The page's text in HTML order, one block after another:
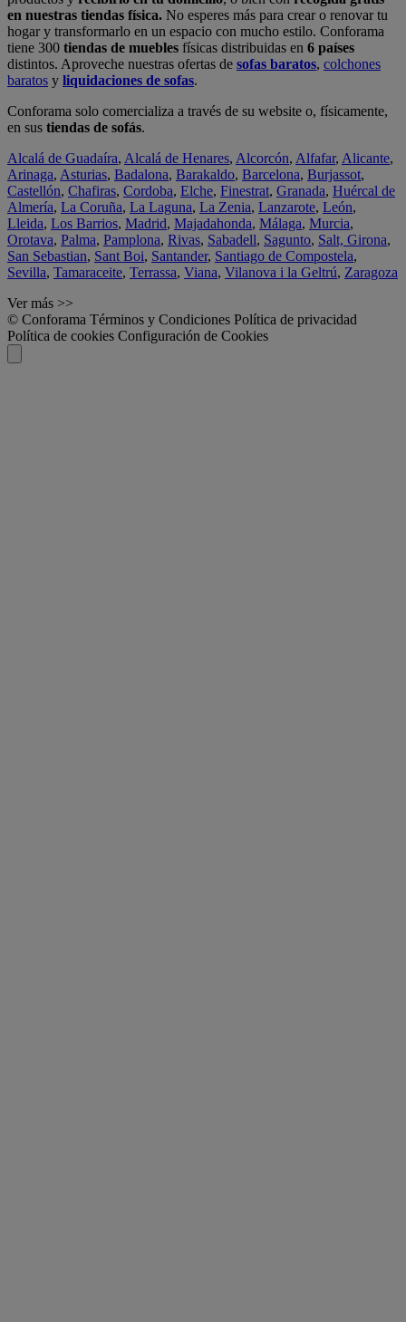
en nuestras tiendas física. No esperes más para crear o renovar tu
hogar y transformarlo en un espacio con mucho estilo. Conforama
tiene 300 tiendas de muebles físicas distribuidas en 6 países
distintos. Aproveche nuestras ofertas de sofas baratos, colchones
baratos y liquidaciones de sofas.
Conforama solo comercializa a través de su website o, físicamente,
en sus tiendas de sofás.
Alcalá de Guadaíra, Alcalá de Henares, Alcorcón, Alfafar, Alicante,
Arinaga, Asturias, Badalona, Barakaldo, Barcelona, Burjassot,
Castellón, Chafiras, Cordoba, Elche, Finestrat, Granada, Huércal de
Almería, La Coruña, La Laguna, La Zenia, Lanzarote, León,
Lleida, Los Barrios, Madrid, Majadahonda, Málaga, Murcia,
Orotava, Palma, Pamplona, Rivas, Sabadell, Sagunto, Salt, Girona,
San Sebastian, Sant Boi, Santander, Santiago de Compostela,
Sevilla, Tamaraceite, Terrassa, Viana, Vilanova i la Geltrú, Zaragoza
Ver más >>
© Conforama Términos y Condiciones Política de privacidad
Política de cookies Configuración de Cookies